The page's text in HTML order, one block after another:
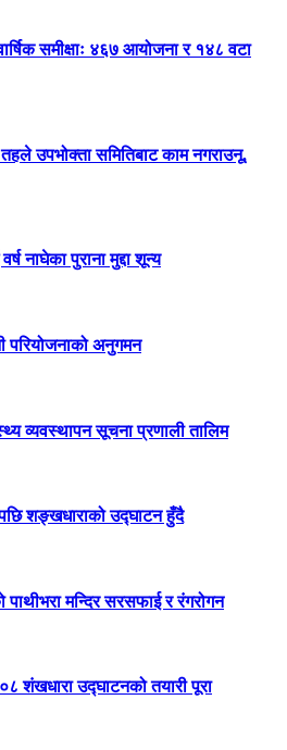
समीक्षाः ४६७ आयोजना र १४८ वटा
तहले उपभोक्ता समितिबाट काम नगराउनू,
नाघेका पुराना मुद्दा शून्य
परियोजनाको अनुगमन
व्यवस्थापन सूचना प्रणाली तालिम
शङ्खधाराको उद्घाटन हुँदै
पाथीभरा मन्दिर सरसफाई र रंगरोगन
शंखधारा उद्घाटनको तयारी पूरा